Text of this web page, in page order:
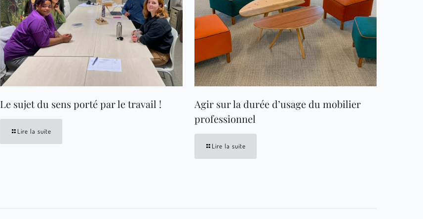
Le sujet du sens porté par le travail !
Lire la suite
Agir sur la durée d’usage du mobilier
professionnel
Lire la suite